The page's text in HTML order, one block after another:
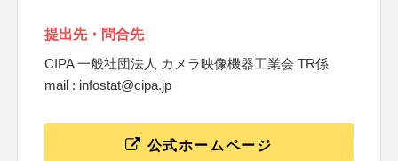
提出先・問合先
CIPA 一般社団法人 カメラ映像機器工業会 TR係
mail : infostat@cipa.jp
公式ホームページ